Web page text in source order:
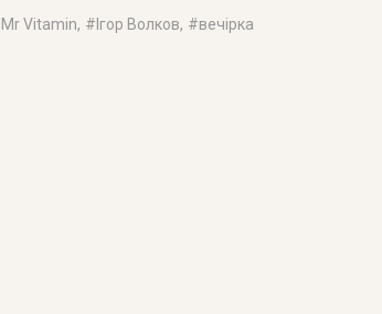
Mr Vitamin, # Ігор Волков, #вечірка